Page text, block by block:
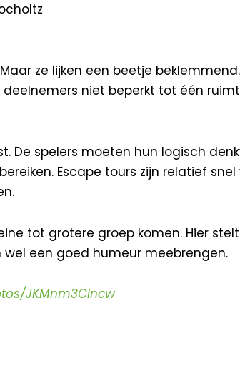
ze lijken een beetje
niet beperkt tot één
De spelers moeten hun logisch
Escape tours zijn relatief
tot grotere groep komen. Hier
een goed humeur meebrengen.
JKMnm3CIncw